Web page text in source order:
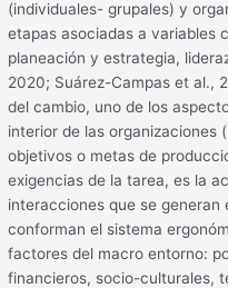
(individuales- grupales) y
etapas asociadas a variables
planeación y estrategia,
2020; Suárez-Campas et al.,
del cambio, uno de los
interior de las organizaciones
objetivos o metas de
exigencias de la tarea, es la
interacciones que se generan
conforman el sistema
factores del macro entorno:
financieros, socio-culturales,